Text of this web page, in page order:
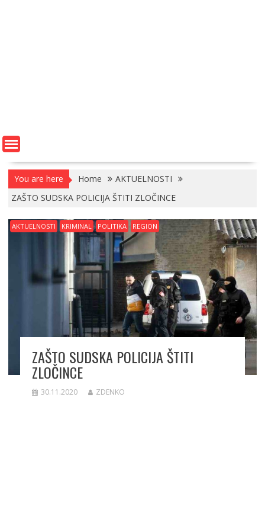
You are here Home
AKTUELNOSTI
ZAŠTO SUDSKA POLICIJA ŠTITI ZLOČINCE
AKTUELNOSTI KRIMINAL POLITIKA REGION
ZAŠTO SUDSKA POLICIJA ŠTITI
ZLOČINCE
30.11.2020 ZDENKO